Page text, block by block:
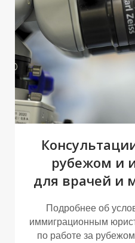
рубежом и
для врачей и
Подробнее об
иммиграционным
по работе за